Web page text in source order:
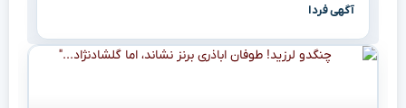
آگهی فردا